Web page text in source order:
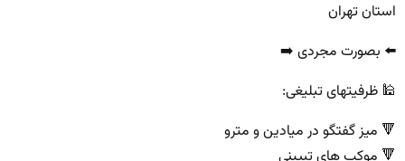
استان تهران
⬅️ بصورت مجردی ➡️
🕌 ظرفیتهای تبلیغی:
🔻 میز گفتگو در میادین و مترو